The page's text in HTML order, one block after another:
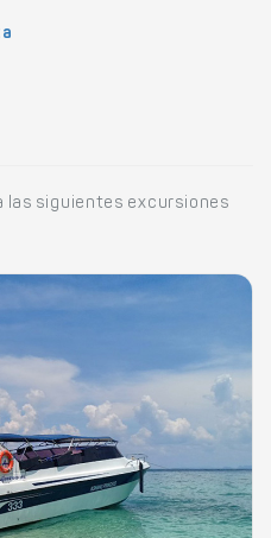
las siguientes excursiones